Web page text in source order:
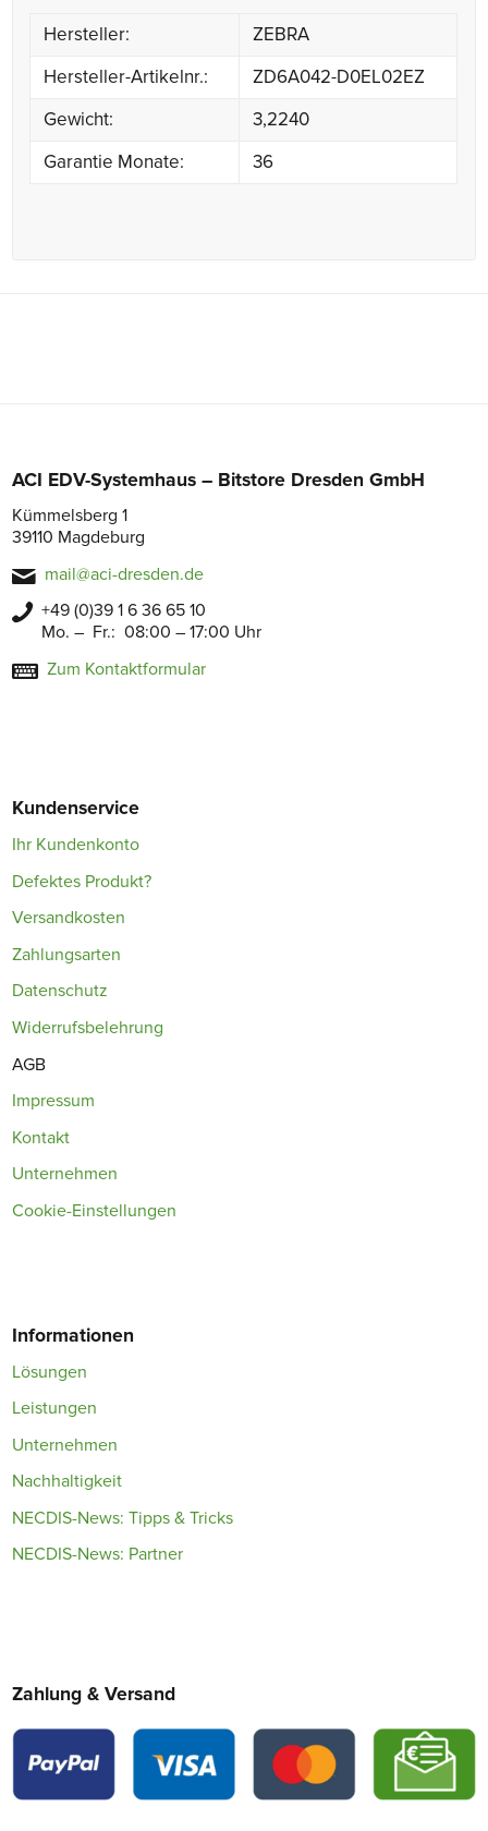
Hersteller:
ZEBRA
Hersteller-Artikelnr.:
ZD6A042-D0EL02EZ
Gewicht:
3,2240
Garantie Monate:
36
ACI EDV-Systemhaus – Bitstore Dresden GmbH
Kümmelsberg 1
39110 Magdeburg
mail@aci-dresden.de
+49 (0)39 1 6 36 65 10
Mo. – Fr.: 08:00 – 17:00 Uhr
Zum Kontaktformular
Kundenservice
Ihr Kundenkonto
Defektes Produkt?
Versandkosten
Zahlungsarten
Datenschutz
Widerrufsbelehrung
AGB
Impressum
Kontakt
Unternehmen
Cookie-Einstellungen
Informationen
Lösungen
Leistungen
Unternehmen
Nachhaltigkeit
NECDIS-News: Tipps & Tricks
NECDIS-News: Partner
Zahlung & Versand